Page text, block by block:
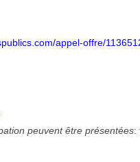
appel-offre/
peuvent être présentées: